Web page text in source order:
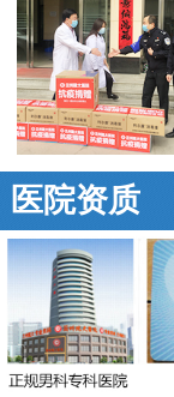
医院资质